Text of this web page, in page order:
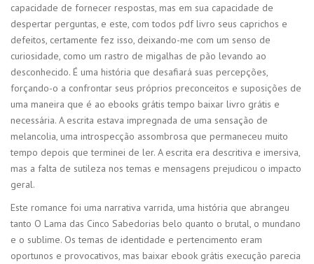
capacidade de fornecer respostas, mas em sua capacidade de
despertar perguntas, e este, com todos pdf livro seus caprichos e
defeitos, certamente fez isso, deixando-me com um senso de
curiosidade, como um rastro de migalhas de pão levando ao
desconhecido. É uma história que desafiará suas percepções,
forçando-o a confrontar seus próprios preconceitos e suposições de
uma maneira que é ao ebooks grátis tempo baixar livro grátis e
necessária. A escrita estava impregnada de uma sensação de
melancolia, uma introspecção assombrosa que permaneceu muito
tempo depois que terminei de ler. A escrita era descritiva e imersiva,
mas a falta de sutileza nos temas e mensagens prejudicou o impacto
geral.
Este romance foi uma narrativa varrida, uma história que abrangeu
tanto O Lama das Cinco Sabedorias belo quanto o brutal, o mundano
e o sublime. Os temas de identidade e pertencimento eram
oportunos e provocativos, mas baixar ebook grátis execução parecia